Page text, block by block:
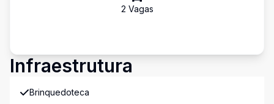
2 Vagas
Infraestrutura
Brinquedoteca